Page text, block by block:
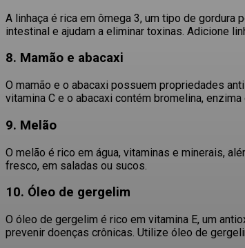
A linhaça é rica em ômega 3, um tipo de gordura
intestinal e ajudam a eliminar toxinas. Adicione
8. Mamão e abacaxi
O mamão e o abacaxi possuem propriedades
vitamina C e o abacaxi contém bromelina,
9. Melão
O melão é rico em água, vitaminas e minerais,
fresco, em saladas ou sucos.
10. Óleo de gergelim
O óleo de gergelim é rico em vitamina E, um
prevenir doenças crônicas. Utilize óleo de